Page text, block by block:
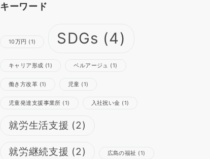
さらに読み込む
キーワード
10万円 (1) SDGs (4)
キャリア形成 (1) ベルアージュ (1)
働き方改革 (1) 児童 (1)
児童発達支援事業所 (1) 入社祝い金 (1)
就労生活支援 (2)
就労継続支援 (2) 広島の福祉 (1)